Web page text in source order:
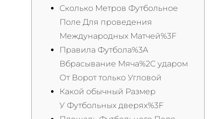
Сколько Метров Футбольное
Поле Для проведения
Международных Матчей%3F
Правила Футбола%3A
Вбрасывание Мяча%2C ударом
От Ворот только Угловой
Какой обычный Размер
У Футбольных дверях%3F